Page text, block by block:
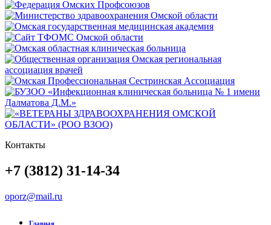
Контакты
+7 (3812) 31-14-34
oporz@mail.ru
Главная